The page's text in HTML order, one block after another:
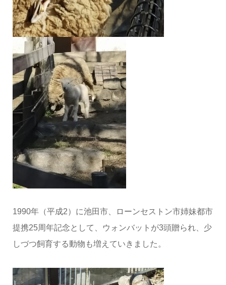
1990年（平成2）に池田市、ローンセストン市姉妹都市
提携25周年記念として、ウォンバットが3頭贈られ、少
しづつ飼育する動物も増えていきました。